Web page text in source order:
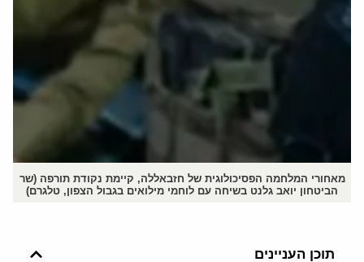
מאחורי המלחמה הפסיכולוגית של חזבאללה, קיימת נקודת תורפה (שר
הביטחון יואב גלנט בשיחה עם לוחמי מילואים בגבול הצפון, טלגרם)
תוכן העניינים